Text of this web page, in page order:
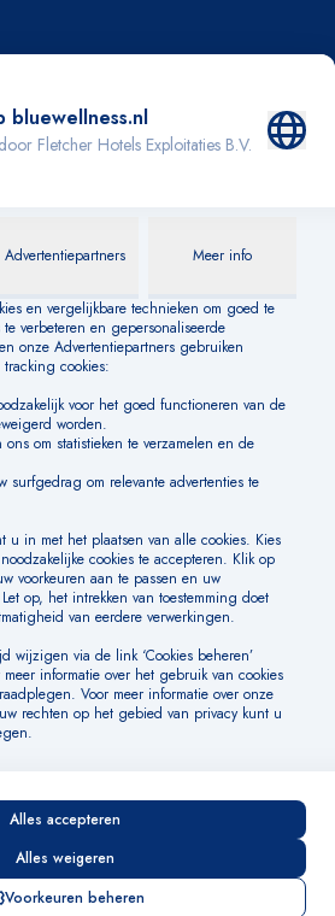
RESERVEREN
Hotels Exploitaties B.V.
Cookiebeleid Cookies beheren